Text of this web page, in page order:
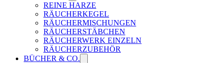
REINE HARZE
RÄUCHERKEGEL
RÄUCHERMISCHUNGEN
RÄUCHERSTÄBCHEN
RÄUCHERWERK EINZELN
RÄUCHERZUBEHÖR
BÜCHER & CO.